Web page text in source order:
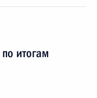
итогам